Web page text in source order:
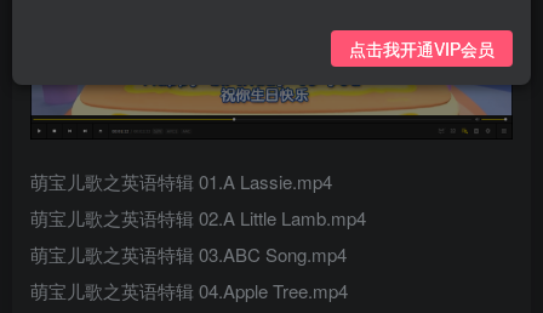
萌宝儿歌之英语特辑 01.A Lassie.mp4
萌宝儿歌之英语特辑 02.A Little Lamb.mp4
萌宝儿歌之英语特辑 03.ABC Song.mp4
萌宝儿歌之英语特辑 04.Apple Tree.mp4
点击我开通VIP会员